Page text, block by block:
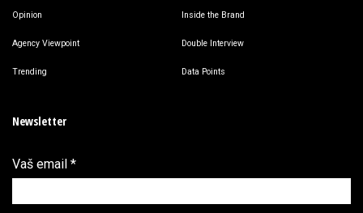
Opinion Inside the Brand
Agency Viewpoint Double Interview
Trending Data Points
Newsletter
Vaš email *